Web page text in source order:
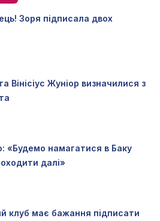
Зоря підписала двох
Вінісіус Жуніор визначилися з
«Будемо намагатися в Баку
далі»
клуб має бажання підписати